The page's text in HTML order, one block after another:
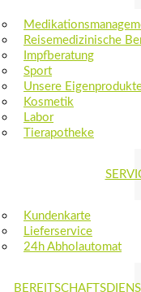
Reisemedizinische
Impfberatung
Sport
Unsere
Kosmetik
Labor
Tierapotheke
Kundenkarte
Lieferservice
24h Abholautomat